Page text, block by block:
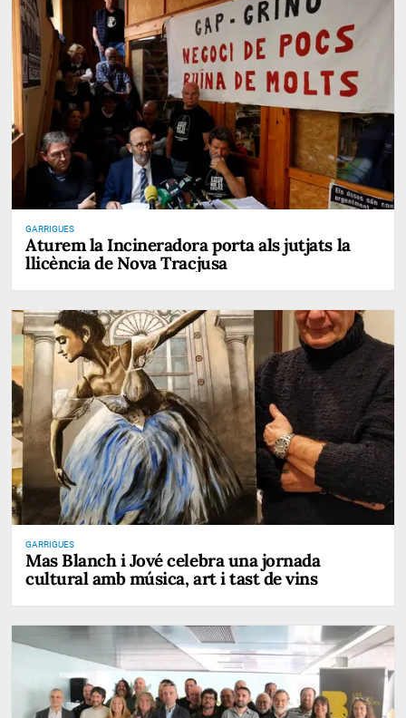
GARRIGUES
Aturem la Incineradora porta als jutjats la
llicència de Nova Tracjusa
GARRIGUES
Mas Blanch i Jové celebra una jornada
cultural amb música, art i tast de vins